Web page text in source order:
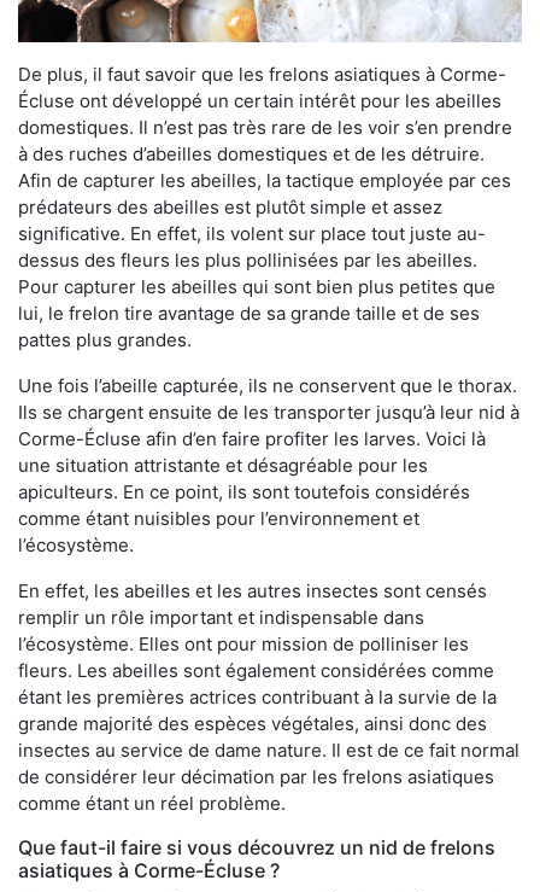
De plus, il faut savoir que les frelons asiatiques à Corme-
Écluse ont développé un certain intérêt pour les abeilles
domestiques. Il n’est pas très rare de les voir s’en prendre
à des ruches d’abeilles domestiques et de les détruire.
Afin de capturer les abeilles, la tactique employée par ces
prédateurs des abeilles est plutôt simple et assez
significative. En effet, ils volent sur place tout juste au-
dessus des fleurs les plus pollinisées par les abeilles.
Pour capturer les abeilles qui sont bien plus petites que
lui, le frelon tire avantage de sa grande taille et de ses
pattes plus grandes.
Une fois l’abeille capturée, ils ne conservent que le thorax.
Ils se chargent ensuite de les transporter jusqu’à leur nid à
Corme-Écluse afin d’en faire profiter les larves. Voici là
une situation attristante et désagréable pour les
apiculteurs. En ce point, ils sont toutefois considérés
comme étant nuisibles pour l’environnement et
l’écosystème.
En effet, les abeilles et les autres insectes sont censés
remplir un rôle important et indispensable dans
l’écosystème. Elles ont pour mission de polliniser les
fleurs. Les abeilles sont également considérées comme
étant les premières actrices contribuant à la survie de la
grande majorité des espèces végétales, ainsi donc des
insectes au service de dame nature. Il est de ce fait normal
de considérer leur décimation par les frelons asiatiques
comme étant un réel problème.
Que faut-il faire si vous découvrez un nid de frelons
asiatiques à Corme-Écluse ?